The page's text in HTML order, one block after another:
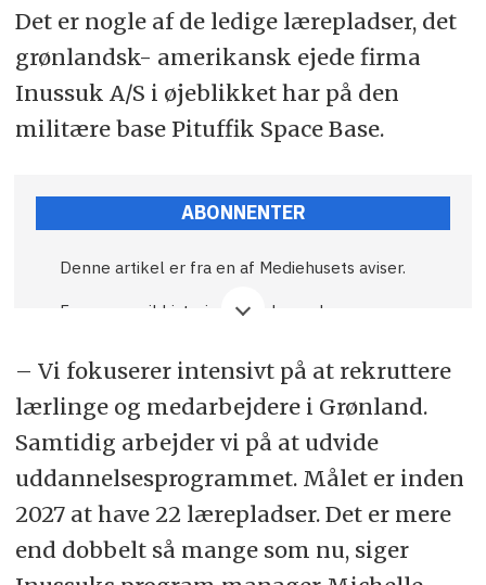
Det er nogle af de ledige lærepladser, det
grønlandsk- amerikansk ejede firma
Inussuk A/S i øjeblikket har på den
militære base Pituffik Space Base.
ABONNENTER
Denne artikel er fra en af Mediehusets aviser.
Fremover vil historier som denne kræve
God læselyst, og god fornøjelse.
– Vi fokuserer intensivt på at rekruttere
lærlinge og medarbejdere i Grønland.
Samtidig arbejder vi på at udvide
uddannelsesprogrammet. Målet er inden
2027 at have 22 lærepladser. Det er mere
end dobbelt så mange som nu, siger